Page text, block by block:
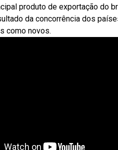
produto de exportação do
da concorrência dos
como novos.